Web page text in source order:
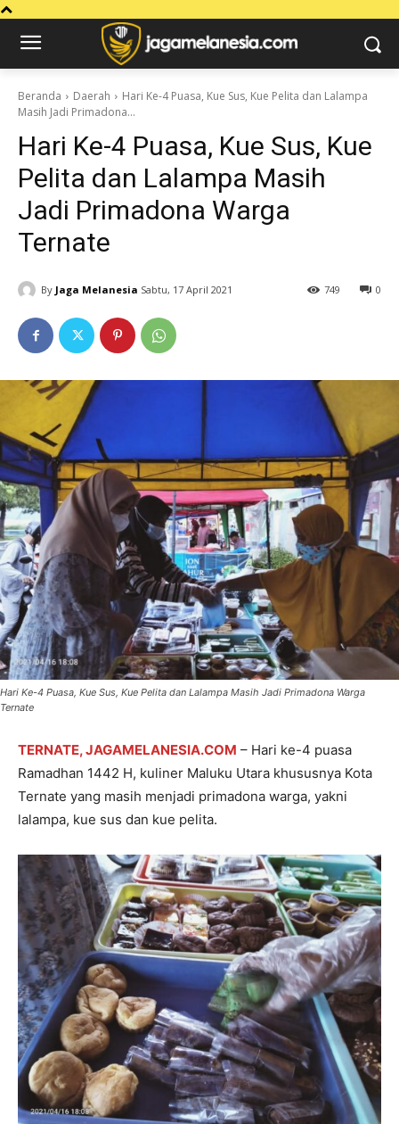
Beranda Daerah
Hari Ke-4 Puasa, Kue Sus, Kue Pelita dan Lalampa
Masih Jadi Primadona...
Hari Ke-4 Puasa, Kue Sus, Kue
Pelita dan Lalampa Masih
Jadi Primadona Warga
Ternate
By Jaga Melanesia Sabtu, 17 April 2021 0
749
Hari Ke-4 Puasa, Kue Sus, Kue Pelita dan Lalampa Masih Jadi Primadona Warga
Ternate
TERNATE, JAGAMELANESIA.COM – Hari ke-4 puasa
Ramadhan 1442 H, kuliner Maluku Utara khususnya Kota
Ternate yang masih menjadi primadona warga, yakni
lalampa, kue sus dan kue pelita.